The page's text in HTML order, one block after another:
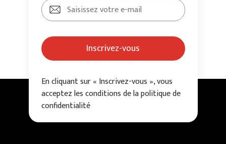
Inscrivez-vous
En cliquant sur « Inscrivez-vous », vous
acceptez les conditions de la politique de
confidentialité